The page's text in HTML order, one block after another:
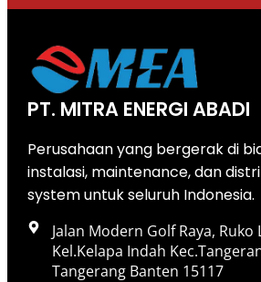
PT. MITRA ENERGI ABADI
Perusahaan yang bergerak di
instalasi, maintenance, dan
system untuk seluruh Indonesia.
Jalan Modern Golf Raya,
Kel.Kelapa Indah
Tangerang Banten 15117